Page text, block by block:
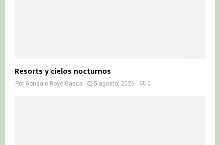
Resorts y cielos nocturnos
Por Gonzalo Royo Gasca 5 agosto, 2026 0